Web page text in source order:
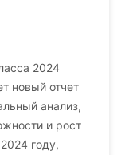
2024
новый отчет
анализ,
и рост
году,